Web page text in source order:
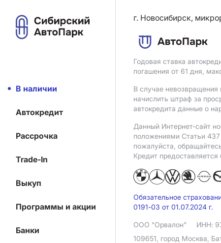
В наличии
Автокредит
Рассрочка
Trade-In
Выкуп
Программы и акции
Банки
г. Новосибирск,
Годовая ставка
погашения от 61 дня,
В случае невозвращения
начислить штраф за
автокредита данные о
Данный Интернет-сайт
положениями Статьи 437
пожалуйста,
Кредит
Обязательное
0191-03 от 01.07.2024 г.
ООО "Орвалон" ИНН:
109651, город Москва,